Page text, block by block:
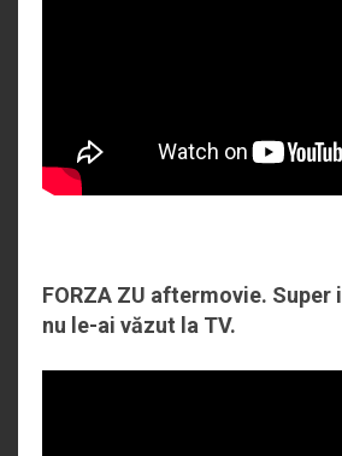
FORZA ZU aftermovie. Super
nu le-ai văzut la TV.